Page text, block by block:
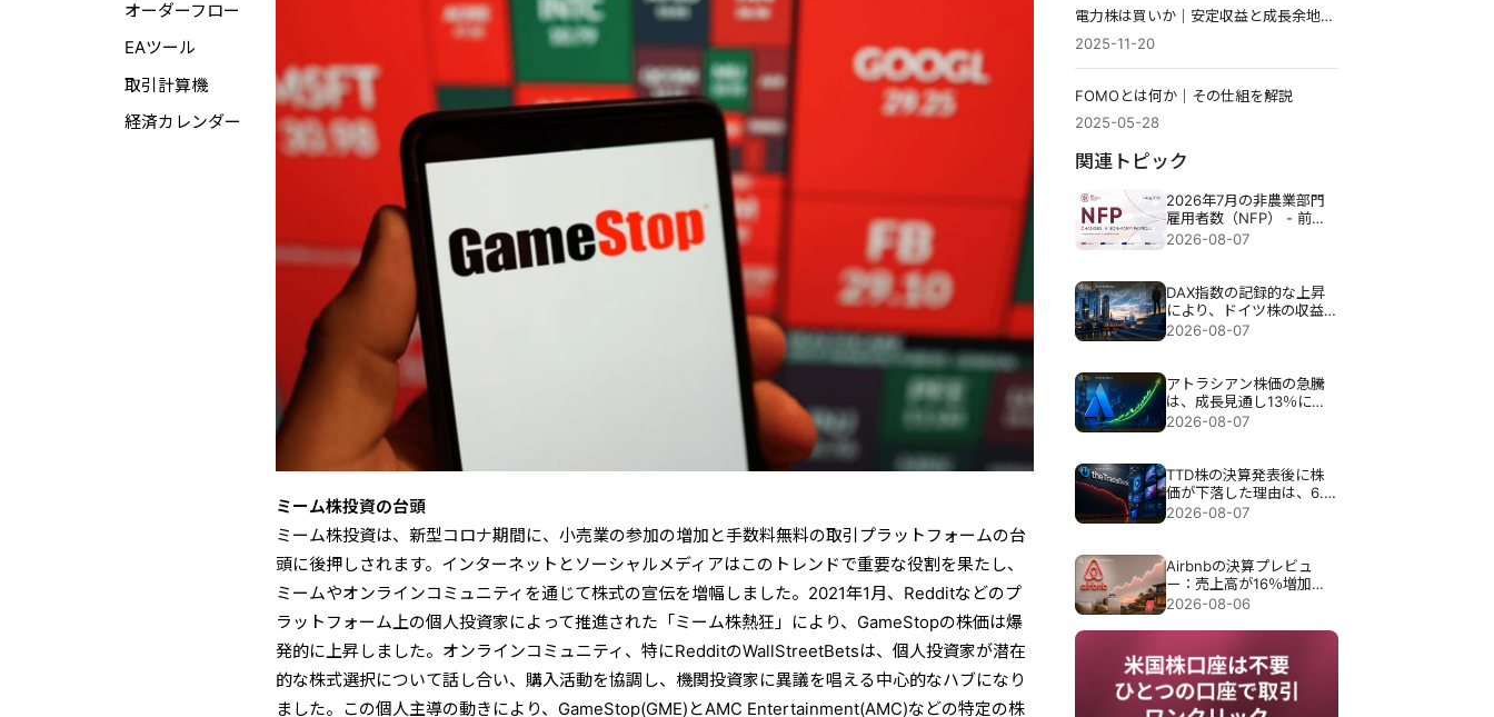
オーダーフロー
EAツール
取引計算機
経済カレンダー
ミーム株投資の台頭
ミーム株投資は、新型コロナ期間に、小売業の参加の増加と手数料無料の取引プラットフォームの台
頭に後押しされます。インターネットとソーシャルメディアはこのトレンドで重要な役割を果たし、
ミームやオンラインコミュニティを通じて株式の宣伝を増幅しました。2021年1月、Redditなどのプ
ラットフォーム上の個人投資家によって推進された「ミーム株熱狂」により、GameStopの株価は爆
発的に上昇しました。オンラインコミュニティ、特にRedditのWallStreetBetsは、個人投資家が潜在
的な株式選択について話し合い、購入活動を協調し、機関投資家に異議を唱える中心的なハブになり
ました。この個人主導の動きにより、GameStop(GME)とAMC Entertainment(AMC)などの特定の株
電力株は買いか｜安定収益と成長余地をプロが解説
2025-11-20
FOMOとは何か｜その仕組を解説
2025-05-28
関連トピック
2026年7月の非農業部門
雇用者数（NFP） - 前
回：5万7千人 予測：8万
2026-08-07
DAX指数の記録的な上昇
により、ドイツ株の収益
目標が引き上げられる
2026-08-07
アトラシアン株価の急騰
は、成長見通し13％にも
かかわらず35％急騰し
2026-08-07
TTD株の決算発表後に株
価が下落した理由は、6.5
億ドル売上見通しで30％
2026-08-07
Airbnbの決算プレビュ
ー：売上高が16％増加し
ても、Airbnbの株価が下
2026-08-06